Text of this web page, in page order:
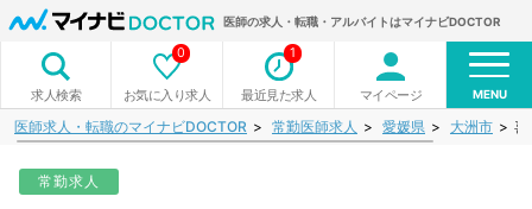
医師の求人・転職・アルバイトはマイナビDOCTOR
求人検索 お気に入り求人
0
最近見た求人
1
マイページ MENU
医師求人・転職のマイナビDOCTOR 常勤医師求人 愛媛県 大洲市 喜
常勤求人